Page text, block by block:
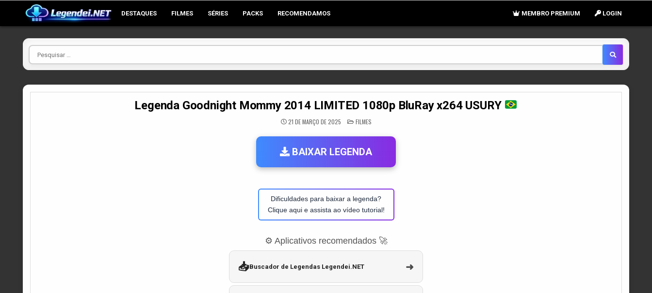
DESTAQUES FILMES SÉRIES PACKS RECOMENDAMOS LOGIN
MEMBRO PREMIUM
Pesquisar
por
Legenda Goodnight Mommy 2014 LIMITED 1080p BluRay x264 USURY
21 DE MARÇO DE 2025 POSTED
IN
FILMES
BAIXAR LEGENDA
Dificuldades para baixar a legenda?
Clique aqui e assista ao vídeo tutorial!
⚙️ Aplicativos recomendados 🚀
📥Buscador de Legendas Legendei.NET ➜